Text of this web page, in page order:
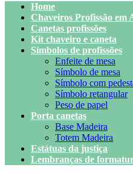
Home
Chaveiros Profissão em
Canetas profissões
Kit chaveiro e caneta
Símbolos de profissões
Enfeite de mesa
Símbolo de mesa
Símbolo com
Símbolo retangular
Peso de papel
Porta canetas
Base Madeira
Totem Madeira
Estátuas da justiça
Lembranças de